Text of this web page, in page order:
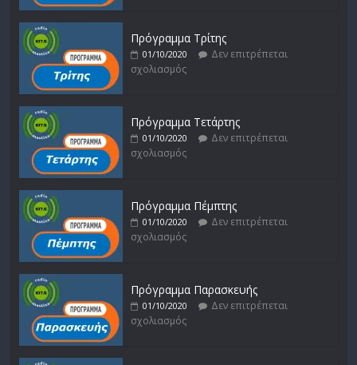
Πρόγραμμα Τρίτης
01/10/2020
Δεν επιτρέπεται
σχολιασμός
Πρόγραμμα Τετάρτης
01/10/2020
Δεν επιτρέπεται
σχολιασμός
Πρόγραμμα Πέμπτης
01/10/2020
Δεν επιτρέπεται
σχολιασμός
Πρόγραμμα Παρασκευής
01/10/2020
Δεν επιτρέπεται
σχολιασμός